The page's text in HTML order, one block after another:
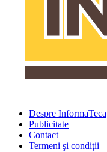
Despre InformaTeca
Publicitate
Contact
Termeni şi condiţii